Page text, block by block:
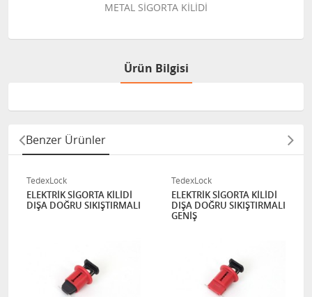
METAL SİGORTA KİLİDİ
Ürün Bilgisi
Benzer Ürünler
TedexLock
ELEKTRİK SİGORTA KİLİDİ
DIŞA DOĞRU SIKIŞTIRMALI
TedexLock
ELEKTRİK SİGORTA KİLİDİ
DIŞA DOĞRU SIKIŞTIRMALI
GENİŞ